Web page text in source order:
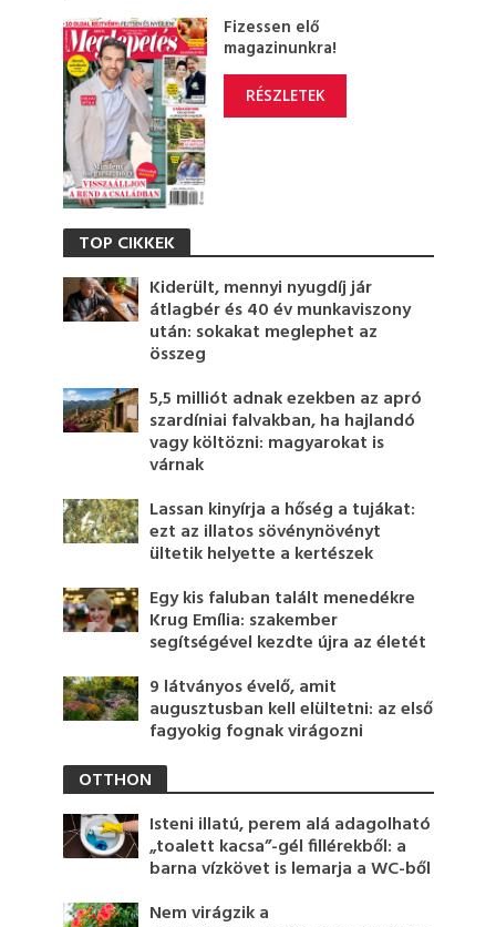
Fizessen elő
magazinunkra!
RÉSZLETEK
TOP CIKKEK
Kiderült, mennyi nyugdíj jár
átlagbér és 40 év munkaviszony
után: sokakat meglephet az
összeg
5,5 milliót adnak ezekben az apró
szardíniai falvakban, ha hajlandó
vagy költözni: magyarokat is
várnak
Lassan kinyírja a hőség a tujákat:
ezt az illatos sövénynövényt
ültetik helyette a kertészek
Egy kis faluban talált menedékre
Krug Emília: szakember
segítségével kezdte újra az életét
9 látványos évelő, amit
augusztusban kell elültetni: az első
fagyokig fognak virágozni
OTTHON
Isteni illatú, perem alá adagolható
„toalett kacsa”-gél fillérekből: a
barna vízkövet is lemarja a WC-ből
Nem virágzik a